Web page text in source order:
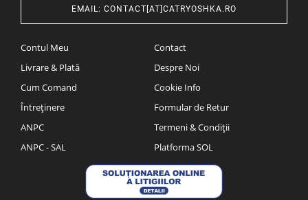
EMAIL: CONTACT[AT]CATRYOSHKA.RO
Contul Meu
Livrare & Plată
Cum Comand
Întreținere
ANPC
ANPC - SAL
Contact
Despre Noi
Cookie Info
Formular de Retur
Termeni & Condiții
Platforma SOL